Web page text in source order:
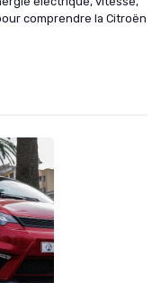
comprendre la Citroën